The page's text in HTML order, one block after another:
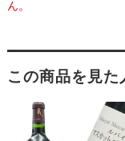
ん。
この商品を見